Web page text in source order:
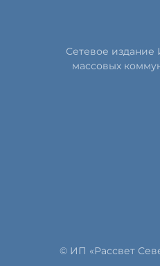
Сетевое издание
массовых
© ИП «Рассвет